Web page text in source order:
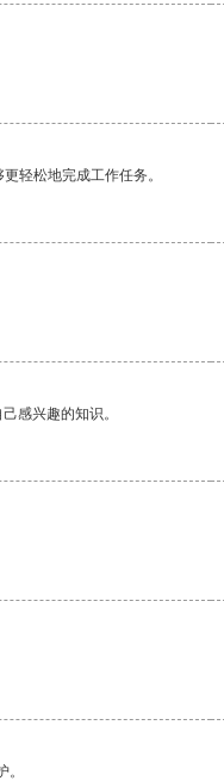
轻松地完成工作任务。
感兴趣的知识。